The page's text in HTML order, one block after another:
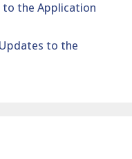
to the Application
to the